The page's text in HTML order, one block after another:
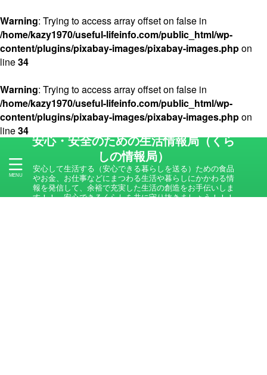
Warning: Trying to access array offset on false in
/home/kazy1970/useful-lifeinfo.com/public_html/wp-
content/plugins/pixabay-images/pixabay-images.phpon
line34
Warning: Trying to access array offset on false in
/home/kazy1970/useful-lifeinfo.com/public_html/wp-
content/plugins/pixabay-images/pixabay-images.phpon
line34
安心・安全のための生活情報局（くら
しの情報局）
安心して生活する（安心できる暮らしを送る）ための食品
やお金、お仕事などにまつわる生活や暮らしにかかわる情
報を発信して、余裕で充実した生活の創造をお手伝いしま
す！！ 安心できるくらしを共に守り抜きましょう！！！